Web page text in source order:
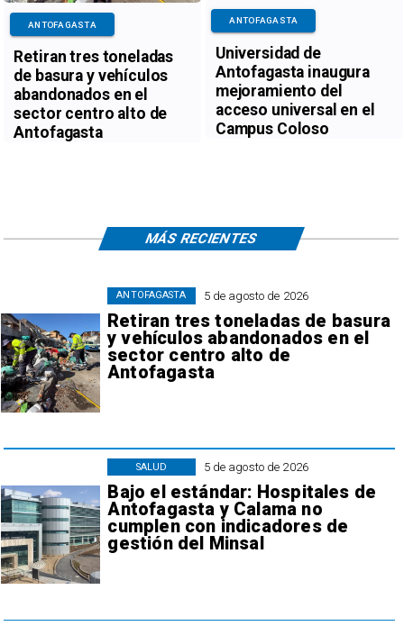
Retiran tres toneladas
de basura y vehículos
abandonados en el
sector centro alto de
Antofagasta
ANTOFAGASTA
Universidad de
Antofagasta inaugura
mejoramiento del
acceso universal en el
Campus Coloso
ANTOFAGASTA
5 de agosto de 2026
Retiran tres toneladas de basura
y vehículos abandonados en el
sector centro alto de
Antofagasta
ANTOFAGASTA
5 de agosto de 2026
Bajo el estándar: Hospitales de
Antofagasta y Calama no
cumplen con indicadores de
gestión del Minsal
SALUD
MÁS RECIENTES